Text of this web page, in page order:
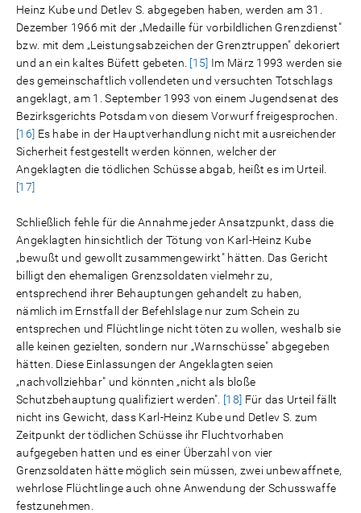
Heinz Kube und Detlev S. abgegeben haben, werden am 31.
Dezember 1966 mit der „Medaille für vorbildlichen Grenzdienst"
bzw. mit dem „Leistungsabzeichen der Grenztruppen" dekoriert
und an ein kaltes Büfett gebeten. [15] Im März 1993 werden sie
des gemeinschaftlich vollendeten und versuchten Totschlags
angeklagt, am 1. September 1993 von einem Jugendsenat des
Bezirksgerichts Potsdam von diesem Vorwurf freigesprochen.
[16] Es habe in der Hauptverhandlung nicht mit ausreichender
Sicherheit festgestellt werden können, welcher der
Angeklagten die tödlichen Schüsse abgab, heißt es im Urteil.
[17]
Schließlich fehle für die Annahme jeder Ansatzpunkt, dass die
Angeklagten hinsichtlich der Tötung von Karl-Heinz Kube
„bewußt und gewollt zusammengewirkt" hätten. Das Gericht
billigt den ehemaligen Grenzsoldaten vielmehr zu,
entsprechend ihrer Behauptungen gehandelt zu haben,
nämlich im Ernstfall der Befehlslage nur zum Schein zu
entsprechen und Flüchtlinge nicht töten zu wollen, weshalb sie
alle keinen gezielten, sondern nur „Warnschüsse" abgegeben
hätten. Diese Einlassungen der Angeklagten seien
„nachvollziehbar" und könnten „nicht als bloße
Schutzbehauptung qualifiziert werden". [18] Für das Urteil fällt
nicht ins Gewicht, dass Karl-Heinz Kube und Detlev S. zum
Zeitpunkt der tödlichen Schüsse ihr Fluchtvorhaben
aufgegeben hatten und es einer Überzahl von vier
Grenzsoldaten hätte möglich sein müssen, zwei unbewaffnete,
wehrlose Flüchtlinge auch ohne Anwendung der Schusswaffe
festzunehmen.